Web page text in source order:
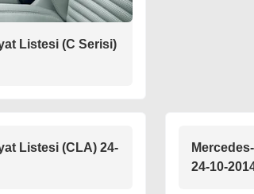
Listesi (C Serisi)
Listesi (CLA) 24-
24-10-